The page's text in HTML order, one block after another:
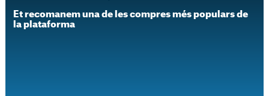
Et recomanem una de les compres més populars de
la plataforma